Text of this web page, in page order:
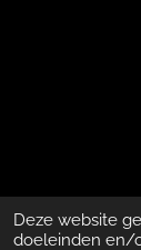
Deze website
doeleinden en/